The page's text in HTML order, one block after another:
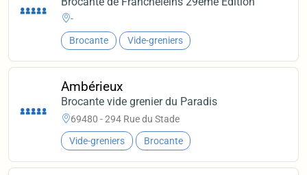
-
Brocante Vide-greniers
Ambérieux
Brocante vide grenier du Paradis
69480 - 294 Rue du Stade
Vide-greniers Brocante